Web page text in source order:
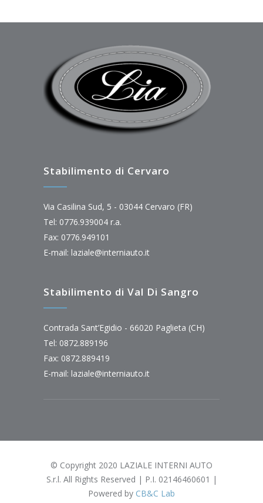
Stabilimento di Cervaro
Via Casilina Sud, 5 - 03044 Cervaro (FR)
Tel: 0776.939004 r.a.
Fax: 0776.949101
E-mail: laziale@interniauto.it
Stabilimento di Val Di Sangro
Contrada Sant’Egidio - 66020 Paglieta (CH)
Tel: 0872.889196
Fax: 0872.889419
E-mail: laziale@interniauto.it
© Copyright 2020 LAZIALE INTERNI AUTO
S.r.l. All Rights Reserved | P.I. 02146460601 |
Powered by CB&C Lab